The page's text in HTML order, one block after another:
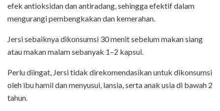
efek antioksidan dan antiradang, sehingga efektif dalam
mengurangi pembengkakan dan kemerahan.
Jersi sebaiknya dikonsumsi 30 menit sebelum makan siang
atau makan malam sebanyak 1–2 kapsul.
Perlu diingat, Jersi tidak direkomendasikan untuk dikonsumsi
oleh ibu hamil dan menyusui, lansia, serta anak usia di bawah 2
tahun.